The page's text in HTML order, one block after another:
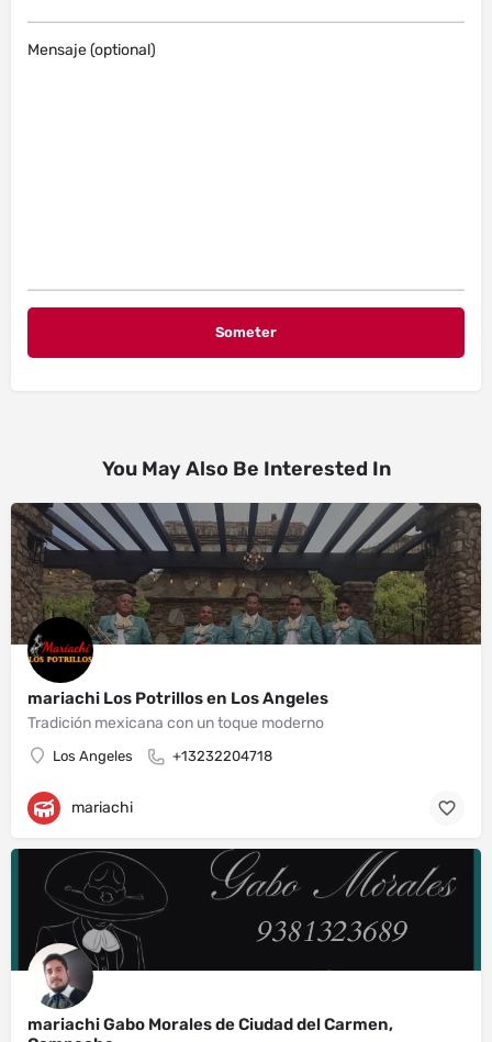
Mensaje (optional)
You May Also Be Interested In
mariachi Los Potrillos en Los Angeles
Tradición mexicana con un toque moderno
Los Angeles +13232204718
mariachi
mariachi Gabo Morales de Ciudad del Carmen,